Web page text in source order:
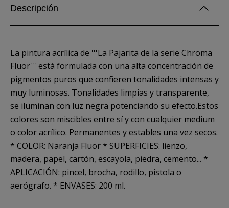
Descripción
La pintura acrílica de '''La Pajarita de la serie Chroma
Fluor''' está formulada con una alta concentración de
pigmentos puros que confieren tonalidades intensas y
muy luminosas. Tonalidades limpias y transparente,
se iluminan con luz negra potenciando su efecto.Estos
colores son miscibles entre sí y con cualquier medium
o color acrílico. Permanentes y estables una vez secos.
* COLOR: Naranja Fluor * SUPERFICIES: lienzo,
madera, papel, cartón, escayola, piedra, cemento... *
APLICACIÓN: pincel, brocha, rodillo, pistola o
aerógrafo. * ENVASES: 200 ml.